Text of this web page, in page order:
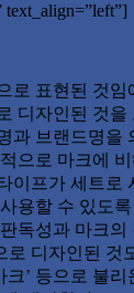
text_align=”left”]
로 표현된 것임
디자인된 것
과 브랜드명을
으로 마크에
이프가 세트로
용할 수 있도
독성과 마크의
디자인된 것
크’ 등으로 불